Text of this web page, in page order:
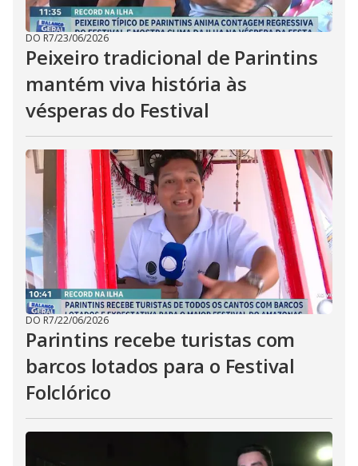
DO R7/23/06/2026
Peixeiro tradicional de Parintins
mantém viva história às
vésperas do Festival
DO R7/22/06/2026
Parintins recebe turistas com
barcos lotados para o Festival
Folclórico